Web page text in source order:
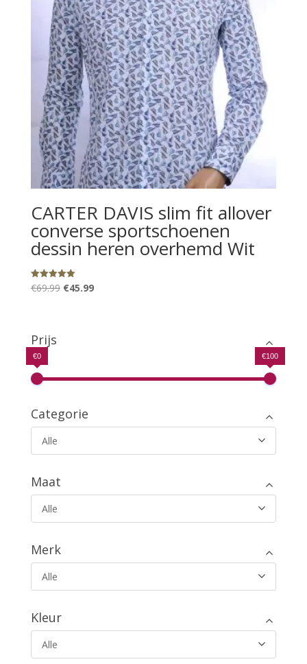
CARTER DAVIS slim fit allover
converse sportschoenen
dessin heren overhemd Wit
Gewaardeerd
5.00
€69.99 Oorspronkelijke
€45.99Huidige
Prijs
€0 €100
Categorie
Alle
Maat
Alle
Merk
Alle
Kleur
Alle